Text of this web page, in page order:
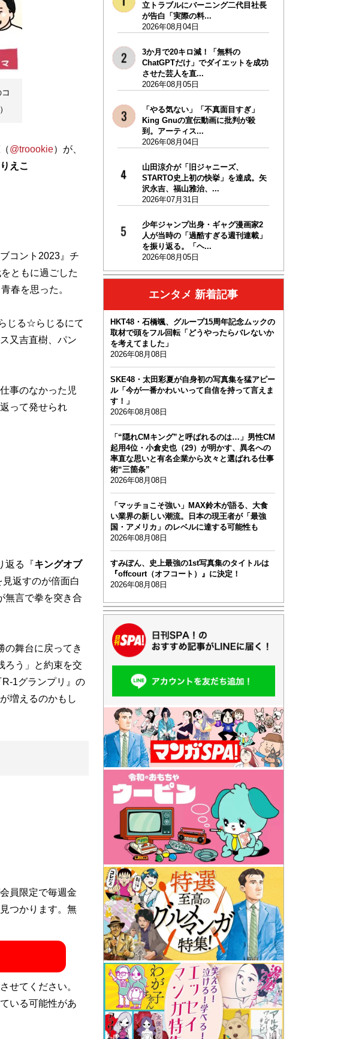
（@troookie）が、
えこ
コント2023』チ
ともに過ごした
春を思った。
じる☆らじるにて
又吉直樹、パン
事のなかった児
って発せられ
返る『キングオブ
返すのが倍面白
無言で拳を突き合
舞台に戻ってき
ろう」と約束を交
1グランプリ』の
増えるのかもし
（旧Twitter）：
員限定で毎週金
つかります。無
せてください。
いる可能性があ
立トラブルにバーニング二代目社長
が告白「実際の料...
2026年08月04日
3か月で20キロ減！「無料の
ChatGPTだけ」でダイエットを成功
させた芸人を直...
2026年08月05日
「やる気ない」「不真面目すぎ」
King Gnuの宣伝動画に批判が殺
到。アーティス...
2026年08月04日
山田涼介が「旧ジャニーズ、
STARTO史上初の快挙」を達成。矢
沢永吉、福山雅治、...
2026年07月31日
少年ジャンプ出身・ギャグ漫画家2
人が当時の「過酷すぎる週刊連載」
を振り返る。「ヘ...
2026年08月05日
エンタメ 新着記事
HKT48・石橋颯、グループ15周年記念ムックの
取材で頭をフル回転「どうやったらバレないか
を考えてました」
2026年08月08日
SKE48・太田彩夏が自身初の写真集を猛アピー
ル「今が一番かわいいって自信を持って言えま
す！」
2026年08月08日
「“隠れCMキング”と呼ばれるのは…」男性CM
起用4位・小倉史也（29）が明かす、異名への
率直な思いと有名企業から次々と選ばれる仕事
術“三箇条”
2026年08月08日
「マッチョこそ強い」MAX鈴木が語る、大食
い業界の新しい潮流。日本の現王者が「最強
国・アメリカ」のレベルに達する可能性も
2026年08月08日
すみぽん、史上最強の1st写真集のタイトルは
『offcourt（オフコート）』に決定！
2026年08月08日